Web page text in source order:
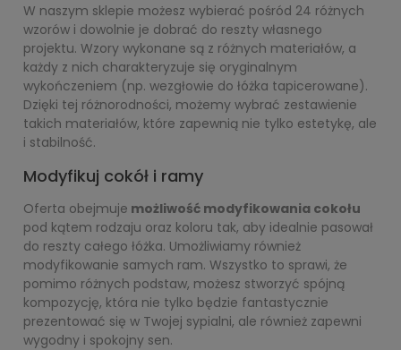
W naszym sklepie możesz wybierać pośród 24 różnych
wzorów i dowolnie je dobrać do reszty własnego
projektu. Wzory wykonane są z różnych materiałów, a
każdy z nich charakteryzuje się oryginalnym
wykończeniem (np. wezgłowie do łóżka tapicerowane).
Dzięki tej różnorodności, możemy wybrać zestawienie
takich materiałów, które zapewnią nie tylko estetykę, ale
i stabilność.
Modyfikuj cokół i ramy
Oferta obejmuje możliwość modyfikowania cokołu
pod kątem rodzaju oraz koloru tak, aby idealnie pasował
do reszty całego łóżka. Umożliwiamy również
modyfikowanie samych ram. Wszystko to sprawi, że
pomimo różnych podstaw, możesz stworzyć spójną
kompozycję, która nie tylko będzie fantastycznie
prezentować się w Twojej sypialni, ale również zapewni
wygodny i spokojny sen.